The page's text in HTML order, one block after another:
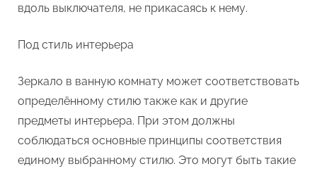
вдоль выключателя, не прикасаясь к нему.
Под стиль интерьера
Зеркало в ванную комнату может соответствовать
определённому стилю также как и другие
предметы интерьера. При этом должны
соблюдаться основные принципы соответствия
единому выбранному стилю. Это могут быть такие